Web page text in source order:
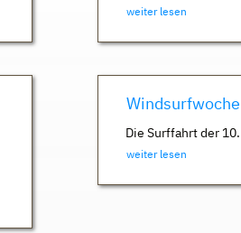
weiter lesen
Die Surffahrt der
weiter lesen